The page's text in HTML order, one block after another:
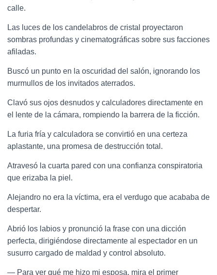
calle.
Las luces de los candelabros de cristal proyectaron
sombras profundas y cinematográficas sobre sus facciones
afiladas.
Buscó un punto en la oscuridad del salón, ignorando los
murmullos de los invitados aterrados.
Clavó sus ojos desnudos y calculadores directamente en
el lente de la cámara, rompiendo la barrera de la ficción.
La furia fría y calculadora se convirtió en una certeza
aplastante, una promesa de destrucción total.
Atravesó la cuarta pared con una confianza conspiratoria
que erizaba la piel.
Alejandro no era la víctima, era el verdugo que acababa de
despertar.
Abrió los labios y pronunció la frase con una dicción
perfecta, dirigiéndose directamente al espectador en un
susurro cargado de maldad y control absoluto.
— Para ver qué me hizo mi esposa, mira el primer